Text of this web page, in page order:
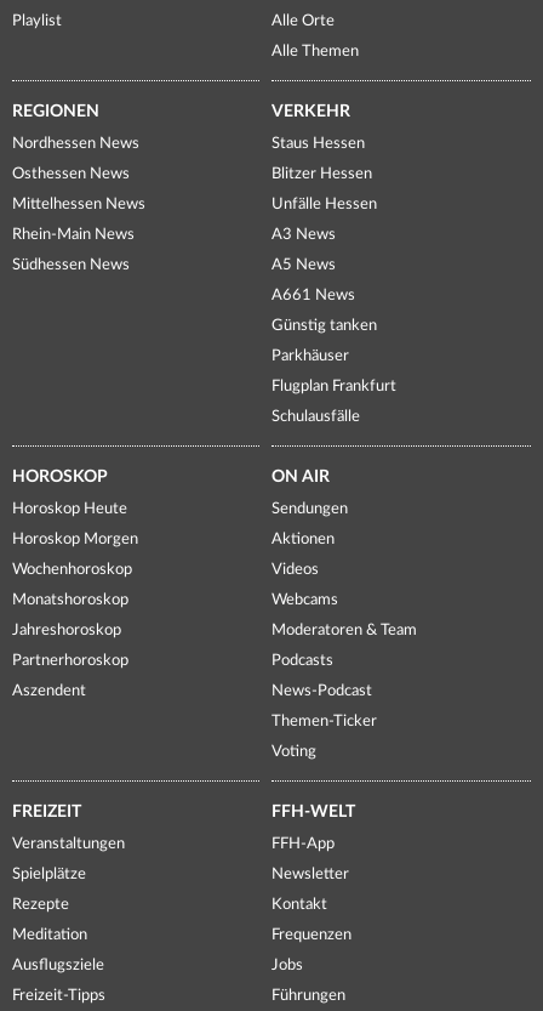
Playlist
Alle Orte
Alle Themen
REGIONEN
Nordhessen News
Osthessen News
Mittelhessen News
Rhein-Main News
Südhessen News
VERKEHR
Staus Hessen
Blitzer Hessen
Unfälle Hessen
A3 News
A5 News
A661 News
Günstig tanken
Parkhäuser
Flugplan Frankfurt
Schulausfälle
HOROSKOP
Horoskop Heute
Horoskop Morgen
Wochenhoroskop
Monatshoroskop
Jahreshoroskop
Partnerhoroskop
Aszendent
ON AIR
Sendungen
Aktionen
Videos
Webcams
Moderatoren & Team
Podcasts
News-Podcast
Themen-Ticker
Voting
FREIZEIT
Veranstaltungen
Spielplätze
Rezepte
Meditation
Ausflugsziele
Freizeit-Tipps
FFH-WELT
FFH-App
Newsletter
Kontakt
Frequenzen
Jobs
Führungen